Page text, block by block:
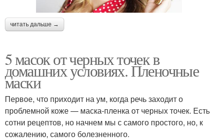
читать дальше →
5 масок от черных точек в
домашних условиях. Пленочные
маски
Первое, что приходит на ум, когда речь заходит о
проблемной коже — маска-пленка от черных точек. Есть
сотни рецептов, но начнем мы с самого простого, но, к
сожалению, самого болезненного.